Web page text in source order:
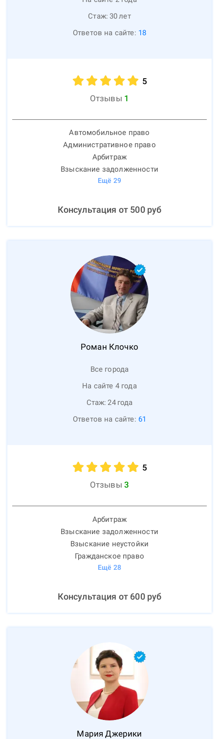
Стаж: 30лет
Ответов на сайте: 18
5
Отзывы 1
Автомобильное право
Административное право
Арбитраж
Взыскание задолженности
Ещё 29
Консультация от 500руб
Роман Клочко
Все города
На сайте 4 года
Стаж: 24 года
Ответов на сайте: 61
5
Отзывы 3
Арбитраж
Взыскание задолженности
Взыскание неустойки
Гражданское право
Ещё 28
Консультация от 600руб
Мария Джерики